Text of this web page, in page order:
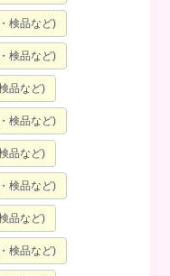
検品など)
検品など)
品など)
検品など)
品など)
検品など)
品など)
検品など)